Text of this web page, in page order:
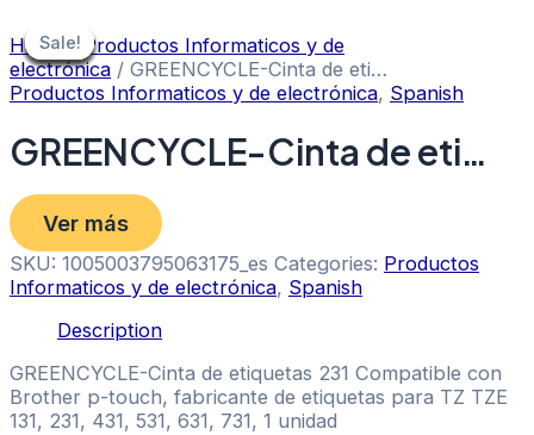
to
content
Sale!
Home/ Productos Informaticos y de
electrónica / GREENCYCLE-Cinta de eti…
Productos Informaticos y de electrónica, Spanish
GREENCYCLE-Cinta de eti…
Ver más
SKU: 1005003795063175_es Categories: Productos
Informaticos y de electrónica, Spanish
Description
GREENCYCLE-Cinta de etiquetas 231 Compatible con
Brother p-touch, fabricante de etiquetas para TZ TZE
131, 231, 431, 531, 631, 731, 1 unidad
Sale!
Sale!
Sale!
Sale!
Sale!
Sale!
Sale!
Sale!